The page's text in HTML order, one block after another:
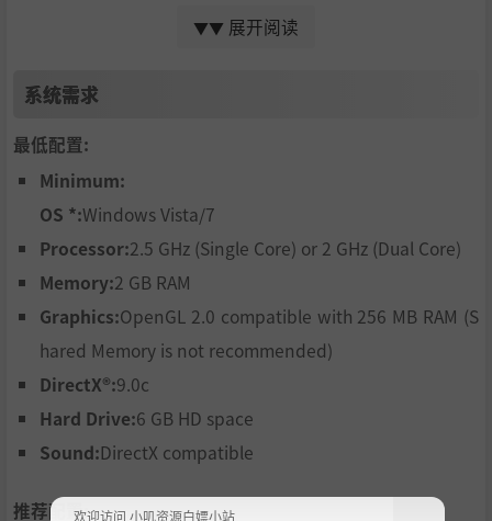
It is here that Jerry’s dream of being a magician comes t
over the forest. Someone offers the residents of Mousewo
how that the world has ever seen. But the price is steep, a
s they'll have to stake their most precious possessions and
also their lives.
As the shadows grow deeper, the residents of Mousewood
have only Jerry to turn to. On an adventure full of laughte
r and tears, joy and fear, the young boy will face the ultim
ate trial, leaving behind the world he once knew, and his
childhood, too, will become a thing of the past.
Key Features
Story-driven exploration/adventure: The Night of the R
abbit was conceived, written and designed by Matthia
▼▼ 展开阅读
系统需求
最低配置:
Minimum:
OS *:Windows Vista/7
Processor:2.5 GHz (Single Core) or 2 GHz (Dual Core)
Memory:2 GB RAM
Graphics:OpenGL 2.0 compatible with 256 MB RAM (S
hared Memory is not recommended)
DirectX®:9.0c
Hard Drive:6 GB HD space
Sound:DirectX compatible
推荐配置:欢迎访问 小叽资源白嫖小站